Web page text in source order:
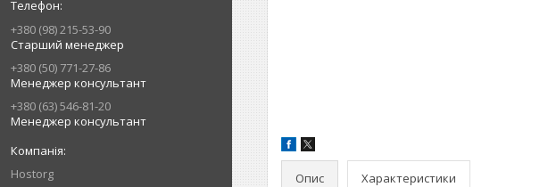
+380 (98) 215-53-90
Старший менеджер
+380 (50) 771-27-86
Менеджер консультант
+380 (63) 546-81-20
Менеджер консультант
Hostorg Опис Характеристики